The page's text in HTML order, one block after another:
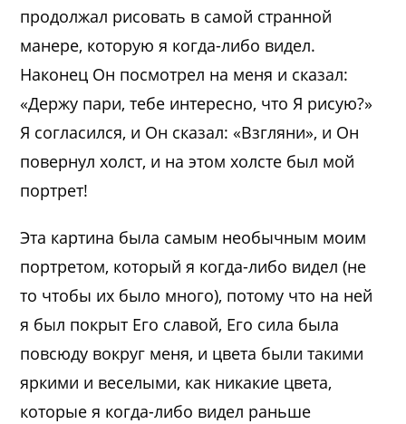
продолжал рисовать в самой странной
манере, которую я когда-либо видел.
Наконец Он посмотрел на меня и сказал:
«Держу пари, тебе интересно, что Я рисую?»
Я согласился, и Он сказал: «Взгляни», и Он
повернул холст, и на этом холсте был мой
портрет!
Эта картина была самым необычным моим
портретом, который я когда-либо видел (не
то чтобы их было много), потому что на ней
я был покрыт Его славой, Его сила была
повсюду вокруг меня, и цвета были такими
яркими и веселыми, как никакие цвета,
которые я когда-либо видел раньше